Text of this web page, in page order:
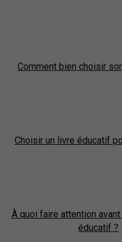
Comment bien choisir
Choisir un livre éducatif
À quoi faire attention avant
éducatif ?